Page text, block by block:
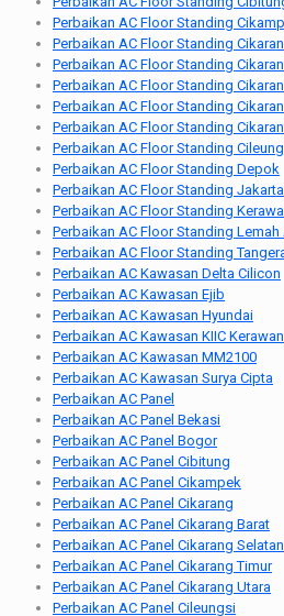
Perbaikan AC Floor Standing
Perbaikan AC Floor Standing
Perbaikan AC Floor Standing
Perbaikan AC Floor Standing
Perbaikan AC Floor Standing
Perbaikan AC Floor Standing
Perbaikan AC Floor Standing
Perbaikan AC Floor Standing Depok
Perbaikan AC Floor Standing Jakarta
Perbaikan AC Floor Standing
Perbaikan AC Floor Standing Lemah
Perbaikan AC Floor Standing
Perbaikan AC Kawasan Delta Cilicon
Perbaikan AC Kawasan Ejib
Perbaikan AC Kawasan Hyundai
Perbaikan AC Kawasan KIIC
Perbaikan AC Kawasan MM2100
Perbaikan AC Kawasan Surya Cipta
Perbaikan AC Panel
Perbaikan AC Panel Bekasi
Perbaikan AC Panel Bogor
Perbaikan AC Panel Cibitung
Perbaikan AC Panel Cikampek
Perbaikan AC Panel Cikarang
Perbaikan AC Panel Cikarang Barat
Perbaikan AC Panel Cikarang Selatan
Perbaikan AC Panel Cikarang Timur
Perbaikan AC Panel Cikarang Utara
Perbaikan AC Panel Cileungsi